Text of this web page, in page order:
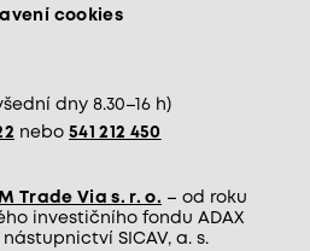
cookies
dny 8.30–16 h)
nebo 541 212 450
Trade Via s. r. o. – od roku
investičního fondu ADAX
SICAV, a. s.